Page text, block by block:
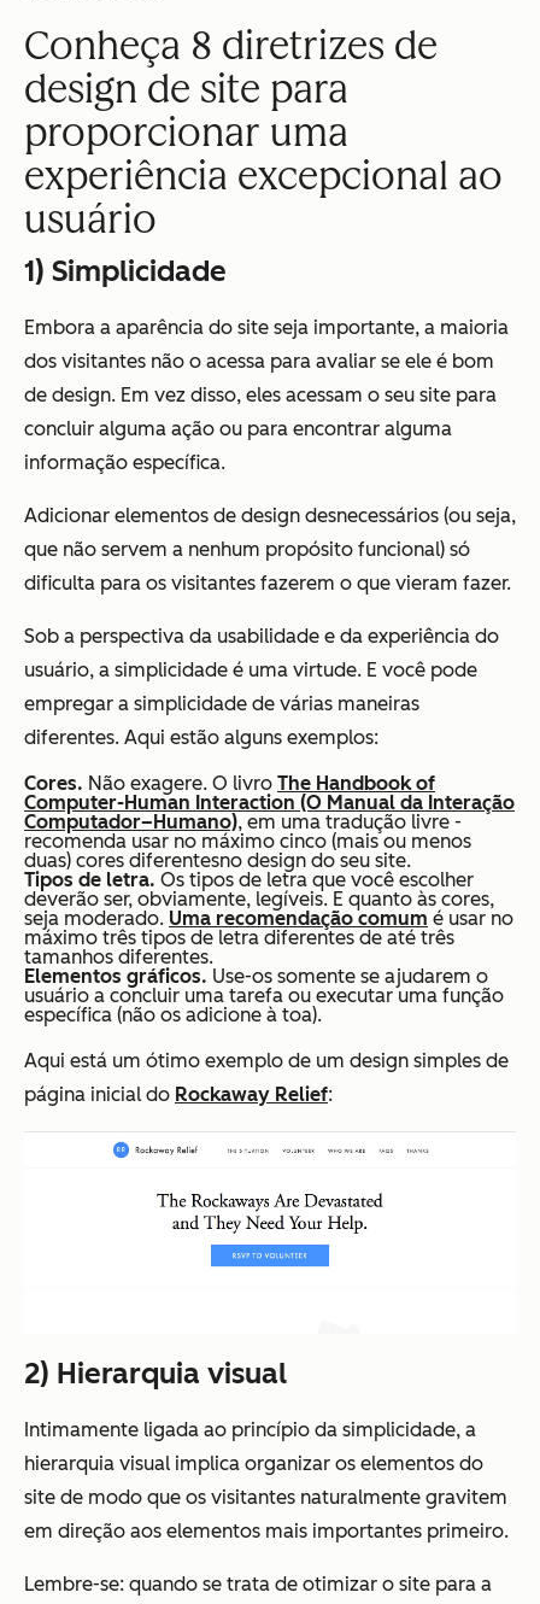
Conheça 8 diretrizes de
design de site para
proporcionar uma
experiência excepcional ao
usuário
1) Simplicidade
Embora a aparência do site seja importante, a maioria
dos visitantes não o acessa para avaliar se ele é bom
de design. Em vez disso, eles acessam o seu site para
concluir alguma ação ou para encontrar alguma
informação específica.
Adicionar elementos de design desnecessários (ou seja,
que não servem a nenhum propósito funcional) só
dificulta para os visitantes fazerem o que vieram fazer.
Sob a perspectiva da usabilidade e da experiência do
usuário, a simplicidade é uma virtude. E você pode
empregar a simplicidade de várias maneiras
diferentes. Aqui estão alguns exemplos:
Cores. Não exagere. O livro The Handbook of
Computer-Human Interaction (O Manual da Interação
Computador–Humano), em uma tradução livre -
recomenda usar no máximo cinco (mais ou menos
duas) cores diferentesno design do seu site.
Tipos de letra. Os tipos de letra que você escolher
deverão ser, obviamente, legíveis. E quanto às cores,
seja moderado. Uma recomendação comum é usar no
máximo três tipos de letra diferentes de até três
tamanhos diferentes.
Elementos gráficos. Use-os somente se ajudarem o
usuário a concluir uma tarefa ou executar uma função
específica (não os adicione à toa).
Aqui está um ótimo exemplo de um design simples de
página inicial do Rockaway Relief:
2) Hierarquia visual
Intimamente ligada ao princípio da simplicidade, a
hierarquia visual implica organizar os elementos do
site de modo que os visitantes naturalmente gravitem
em direção aos elementos mais importantes primeiro.
Lembre-se: quando se trata de otimizar o site para a